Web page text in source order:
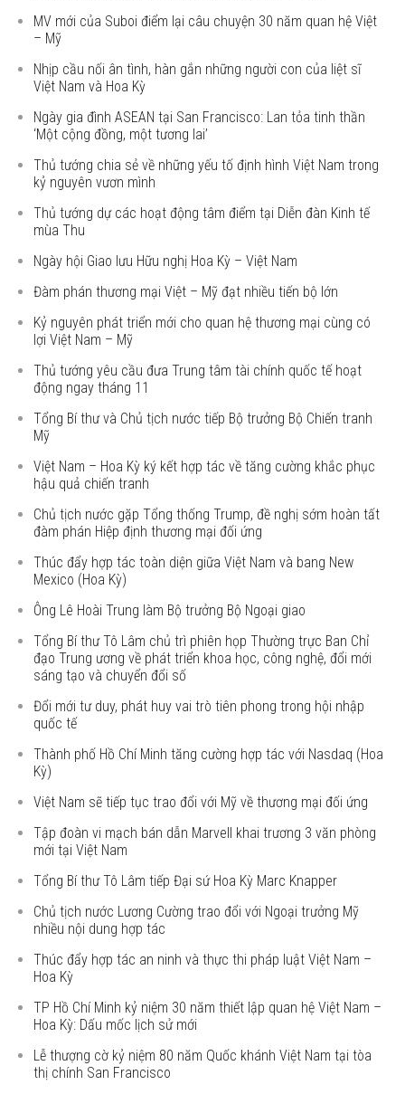
MV mới của Suboi điểm lại câu chuyện 30 năm quan hệ Việt
– Mỹ
Nhịp cầu nối ân tình, hàn gắn những người con của liệt sĩ
Việt Nam và Hoa Kỳ
Ngày gia đình ASEAN tại San Francisco: Lan tỏa tinh thần
‘Một cộng đồng, một tương lai’
Thủ tướng chia sẻ về những yếu tố định hình Việt Nam trong
kỷ nguyên vươn mình
Thủ tướng dự các hoạt động tâm điểm tại Diễn đàn Kinh tế
mùa Thu
Ngày hội Giao lưu Hữu nghị Hoa Kỳ – Việt Nam
Đàm phán thương mại Việt – Mỹ đạt nhiều tiến bộ lớn
Kỷ nguyên phát triển mới cho quan hệ thương mại cùng có
lợi Việt Nam – Mỹ
Thủ tướng yêu cầu đưa Trung tâm tài chính quốc tế hoạt
động ngay tháng 11
Tổng Bí thư và Chủ tịch nước tiếp Bộ trưởng Bộ Chiến tranh
Mỹ
Việt Nam – Hoa Kỳ ký kết hợp tác về tăng cường khắc phục
hậu quả chiến tranh
Chủ tịch nước gặp Tổng thống Trump, đề nghị sớm hoàn tất
đàm phán Hiệp định thương mại đối ứng
Thúc đẩy hợp tác toàn diện giữa Việt Nam và bang New
Mexico (Hoa Kỳ)
Ông Lê Hoài Trung làm Bộ trưởng Bộ Ngoại giao
Tổng Bí thư Tô Lâm chủ trì phiên họp Thường trực Ban Chỉ
đạo Trung ương về phát triển khoa học, công nghệ, đổi mới
sáng tạo và chuyển đổi số
Đổi mới tư duy, phát huy vai trò tiên phong trong hội nhập
quốc tế
Thành phố Hồ Chí Minh tăng cường hợp tác với Nasdaq (Hoa
Kỳ)
Việt Nam sẽ tiếp tục trao đổi với Mỹ về thương mại đối ứng
Tập đoàn vi mạch bán dẫn Marvell khai trương 3 văn phòng
mới tại Việt Nam
Tổng Bí thư Tô Lâm tiếp Đại sứ Hoa Kỳ Marc Knapper
Chủ tịch nước Lương Cường trao đổi với Ngoại trưởng Mỹ
nhiều nội dung hợp tác
Thúc đẩy hợp tác an ninh và thực thi pháp luật Việt Nam –
Hoa Kỳ
TP Hồ Chí Minh kỷ niệm 30 năm thiết lập quan hệ Việt Nam –
Hoa Kỳ: Dấu mốc lịch sử mới
Lễ thượng cờ kỷ niệm 80 năm Quốc khánh Việt Nam tại tòa
thị chính San Francisco